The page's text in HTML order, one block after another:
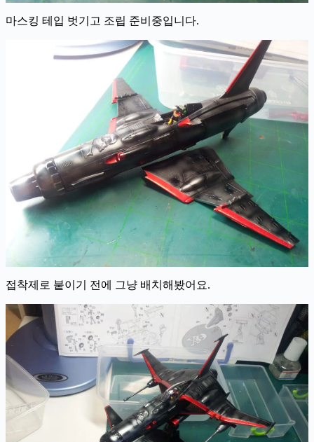
마스킹 테입 벗기고 조립 준비중입니다.
접착제로 붙이기 전에 그냥 배치해봤어요.